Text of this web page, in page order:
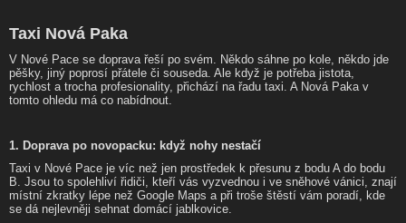
Taxi Nová Paka
V Nové Pace se doprava řeší po svém. Někdo sáhne po kole, někdo jde
pěšky, jiný poprosí přátele či souseda. Ale když je potřeba jistota,
rychlost a trocha profesionality, přichází na řadu taxi. A Nová Paka v
tomto ohledu má co nabídnout.
1. Doprava po novopacku: když nohy nestačí
Taxi v Nové Pace je víc než jen prostředek k přesunu z bodu A do bodu
B. Jsou to spolehliví řidiči, kteří vás vyzvednou i ve sněhové vánici, znají
místní zkratky lépe než Google Maps a při troše štěstí vám poradí, kde
se dá nejlevněji sehnat domácí jablkovice.